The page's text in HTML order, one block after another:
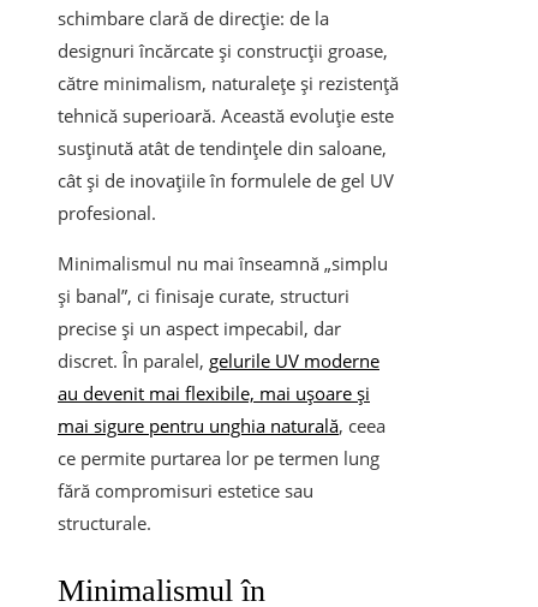
schimbare clară de direcție: de la
designuri încărcate și construcții groase,
către minimalism, naturalețe și rezistență
tehnică superioară. Această evoluție este
susținută atât de tendințele din saloane,
cât și de inovațiile în formulele de gel UV
profesional.
Minimalismul nu mai înseamnă „simplu
și banal”, ci finisaje curate, structuri
precise și un aspect impecabil, dar
discret. În paralel, gelurile UV moderne
au devenit mai flexibile, mai ușoare și
mai sigure pentru unghia naturală, ceea
ce permite purtarea lor pe termen lung
fără compromisuri estetice sau
structurale.
Minimalismul în